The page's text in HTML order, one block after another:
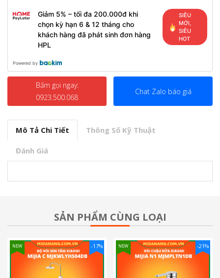
Giảm 5% – tối đa 200.000đ khi
chọn kỳ hạn 6 & 12 tháng cho
khách hàng đã phát sinh đơn hàng
HPL
SIÊU
MỚI,
SIÊU
HOT
Powered by
Bấm gọi ngay:
0923.500.068
Chat Zalo báo giá
Mô Tả Chi Tiết Thông Số Kỹ Thuật
Đánh Giá
SẢN PHẨM CÙNG LOẠI
-17%
NEW -21%
NEW